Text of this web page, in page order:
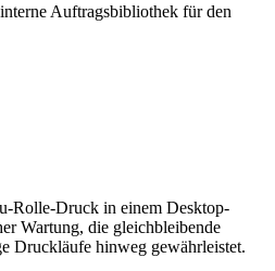
Auftragsbibliothek für den
Rolle-Druck in einem Desktop-
Wartung, die gleichbleibende
Druckläufe hinweg gewährleistet.